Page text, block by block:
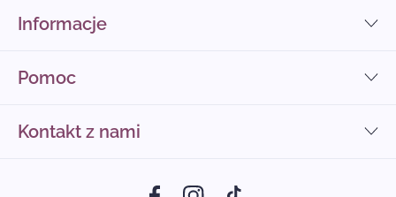
Informacje
Pomoc
Kontakt z nami